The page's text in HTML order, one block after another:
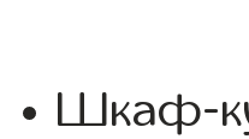
Шкаф-